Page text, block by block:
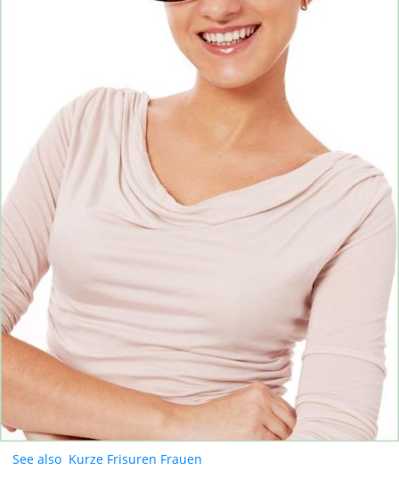
See also Kurze Frisuren Frauen